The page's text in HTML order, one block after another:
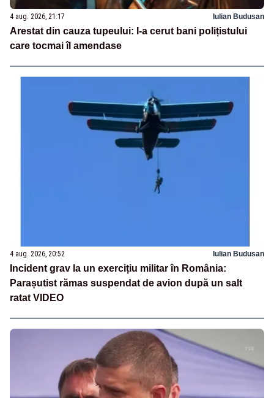
4 aug. 2026, 21:17 Iulian Budusan
Arestat din cauza tupeului: I-a cerut bani polițistului
care tocmai îl amendase
4 aug. 2026, 20:52 Iulian Budusan
Incident grav la un exercițiu militar în România:
Parașutist rămas suspendat de avion după un salt
ratat VIDEO